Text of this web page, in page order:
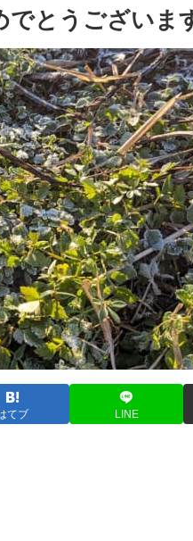
でとうございま
てブ LINE